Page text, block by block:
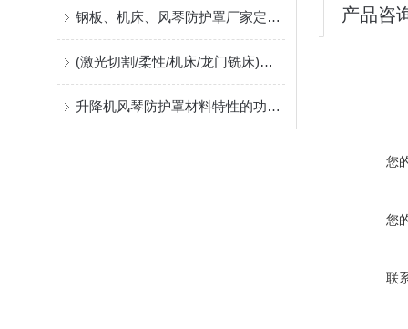
钢板、机床、风琴防护罩厂家定制指南：柔性防护材料的耐温、阻燃与往复寿命解析
(激光切割/柔性/机床/龙门铣床)风琴防护罩生产厂，位于河北沧州售后好支持非标定制
升降机风琴防护罩材料特性的功能匹配
产品咨
您
您
联